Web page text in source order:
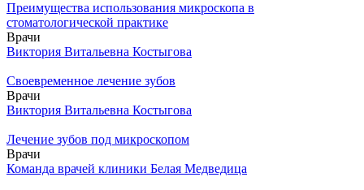
Преимущества использования микроскопа в
стоматологической практике
Врачи
Виктория Витальевна Костыгова
Своевременное лечение зубов
Врачи
Виктория Витальевна Костыгова
Лечение зубов под микроскопом
Врачи
Команда врачей клиники Белая Медведица